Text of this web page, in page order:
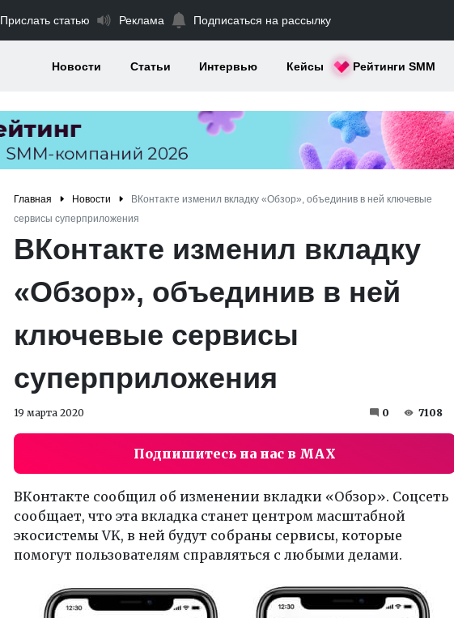
Прислать статью Реклама Подписаться на рассылку
Новости Статьи Интервью Кейсы Рейтинги SMM
Главная Новости
ВКонтакте изменил вкладку «Обзор», объединив в ней ключевые
сервисы суперприложения
ВКонтакте изменил вкладку
«Обзор», объединив в ней
ключевые сервисы
суперприложения
19 марта 2020 0 7108
Подпишитесь на нас в MAX
ВКонтакте сообщил об изменении вкладки «Обзор». Соцсеть
сообщает, что эта вкладка станет центром масштабной
экосистемы VK, в ней будут собраны сервисы, которые
помогут пользователям справляться с любыми делами.